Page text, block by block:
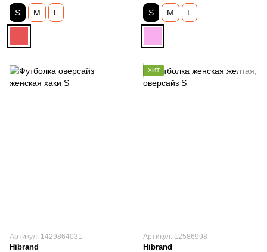
S M L S M L
Артикул: 1429864031
Hibrand
ХИТ
Артикул: 12586998
Hibrand